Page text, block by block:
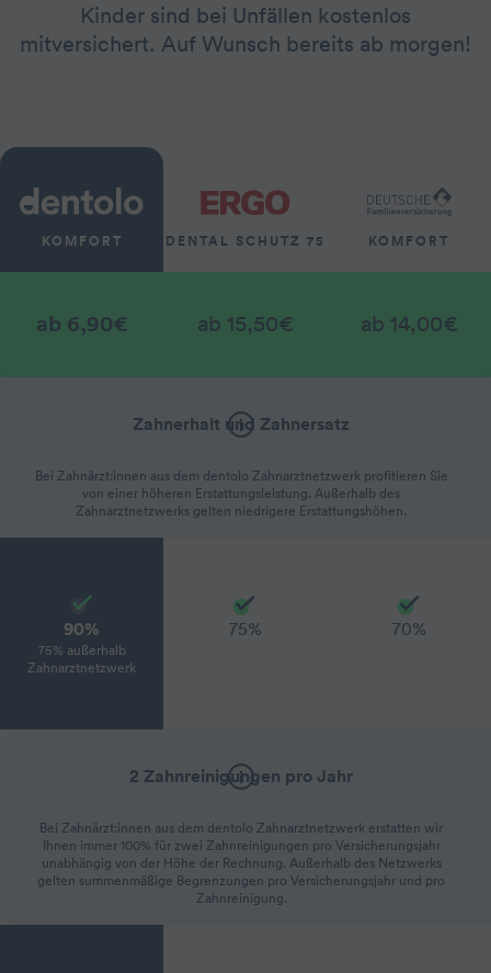
Kinder sind bei Unfällen kostenlos
mitversichert. Auf Wunsch bereits ab morgen!
KOMFORT DENTAL SCHUTZ 75 KOMFORT
ab 6,90€ ab 15,50€ ab 14,00€
Zahnerhalt und Zahnersatz
Bei Zahnärzt:innen aus dem dentolo Zahnarztnetzwerk profitieren Sie
von einer höheren Erstattungsleistung. Außerhalb des
Zahnarztnetzwerks gelten niedrigere Erstattungshöhen.
90%
75% außerhalb
Zahnarztnetzwerk
75% 70%
2 Zahnreinigungen pro Jahr
Bei Zahnärzt:innen aus dem dentolo Zahnarztnetzwerk erstatten wir
Ihnen immer 100% für zwei Zahnreinigungen pro Versicherungsjahr
unabhängig von der Höhe der Rechnung. Außerhalb des Netzwerks
gelten summenmäßige Begrenzungen pro Versicherungsjahr und pro
Zahnreinigung.